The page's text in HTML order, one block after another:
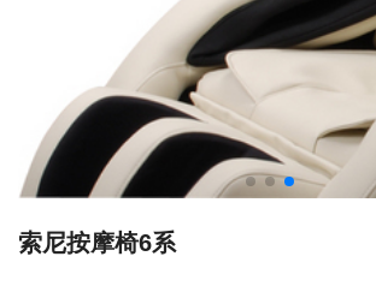
索尼按摩椅6系